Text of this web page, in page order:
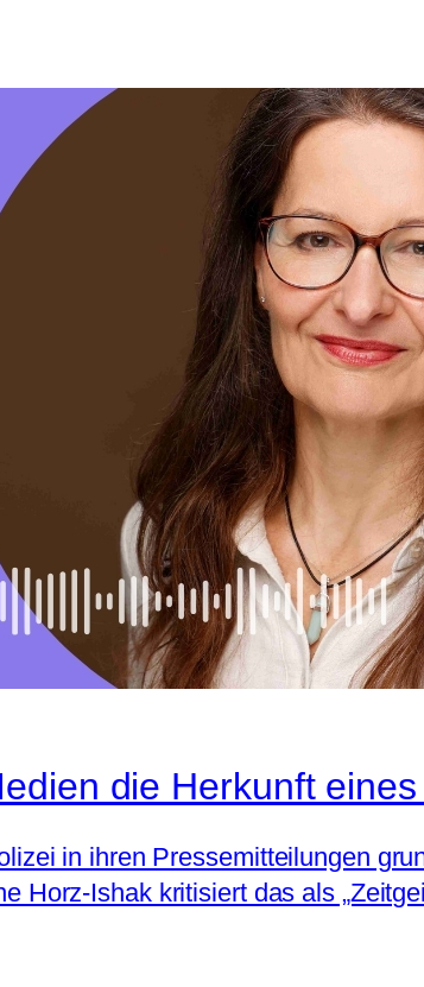
die Herkunft
in ihren Pressemitteilungen
Horz-Ishak kritisiert das als